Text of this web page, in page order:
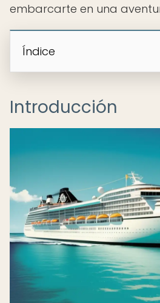
embarcarte en una
Índice
Introducción